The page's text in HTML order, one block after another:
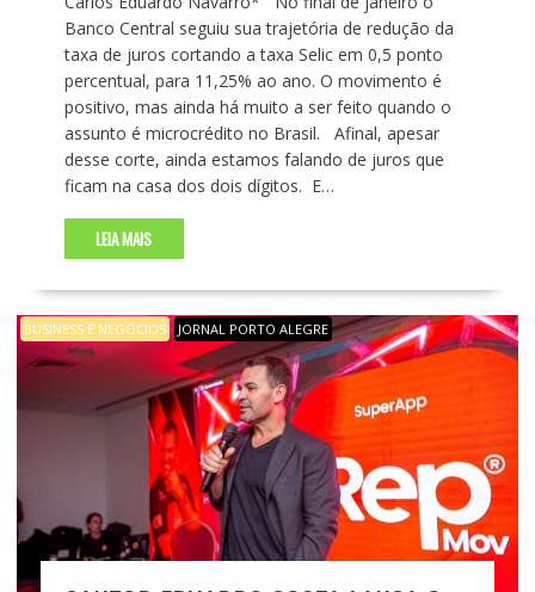
Banco Central seguiu sua trajetória de redução da
taxa de juros cortando a taxa Selic em 0,5 ponto
percentual, para 11,25% ao ano. O movimento é
positivo, mas ainda há muito a ser feito quando o
assunto é microcrédito no Brasil. Afinal, apesar
desse corte, ainda estamos falando de juros que
ficam na casa dos dois dígitos. E…
LEIA MAIS
BUSINESS E NEGÓCIOS JORNAL PORTO ALEGRE